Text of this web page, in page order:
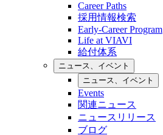
Career Paths
採用情報検索
Early-Career Program
Life at VIAVI
給付体系
ニュース、イベント
ニュース、イベント
Events
関連ニュース
ニュースリリース
ブログ